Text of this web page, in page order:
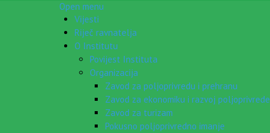
Open menu
Vijesti
Riječ ravnatelja
O Institutu
Povijest Instituta
Organizacija
Zavod za poljoprivredu i prehranu
Zavod za ekonomiku i razvoj poljoprivrede
Zavod za turizam
Pokusno poljoprivredno imanje